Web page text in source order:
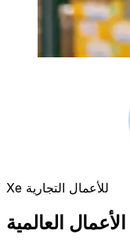
Xe للأعمال التجارية
العالمية